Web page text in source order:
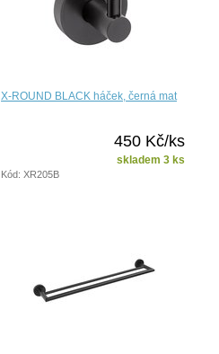
X-ROUND BLACK háček, černá mat
450 Kč/ks
skladem 3 ks
Kód: XR205B